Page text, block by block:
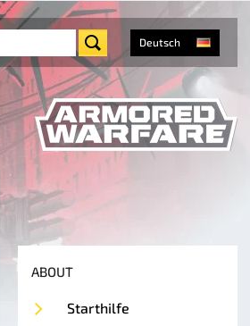
Deutsch
ABOUT
Starthilfe